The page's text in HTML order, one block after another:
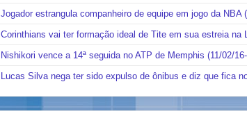
Jogador estrangula companheiro de equipe em jogo da NBA
Corinthians vai ter formação ideal de Tite em sua estreia na
Nishikori vence a 14ª seguida no ATP de Memphis (11/02/
Lucas Silva nega ter sido expulso de ônibus e diz que fica